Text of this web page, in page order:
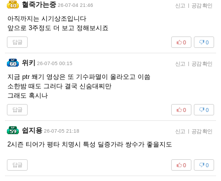
혈죽가는중 26-07-04 21:46 신고 | 공감 확인
아직까지는 시기상조입니다
앞으로 3주정도 더 보고 정해보시죠
답글 0
0
위키 26-07-05 00:15 신고 | 공감 확인
지금 ptr 쐐기 영상은 또 기수파멸이 올라오고 이씀
소한밤 때도 그러다 결국 신숨대찌만
그래도 혹시나
답글 0
0
쉽지용 26-07-05 21:18 신고 | 공감 확인
2시즌 티어가 평타 치명시 특성 딜증가라 쌍수가 좋을지도
답글 0
0